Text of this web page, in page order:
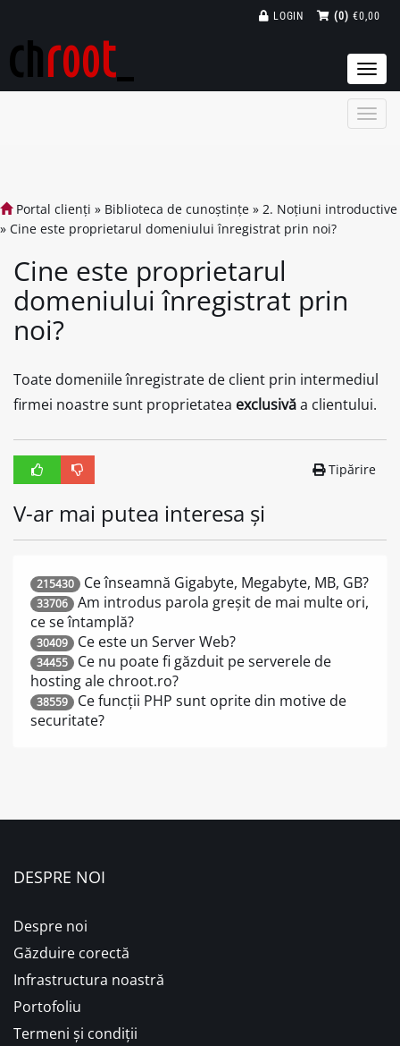
(0) €0,00
LOGIN
Portal clienți » Biblioteca de cunoștințe » 2. Noțiuni introductive
» Cine este proprietarul domeniului înregistrat prin noi?
Cine este proprietarul
domeniului înregistrat prin
noi?
Toate domeniile înregistrate de client prin intermediul
firmei noastre sunt proprietatea exclusivăa clientului.
Tipărire
V-ar mai putea interesa și
215430 Ce înseamnă Gigabyte, Megabyte, MB, GB?
33706
Am introdus parola greșit de mai multe ori,
ce se întamplă?
30409 Ce este un Server Web?
34455
Ce nu poate fi găzduit pe serverele de
hosting ale chroot.ro?
38559
Ce funcții PHP sunt oprite din motive de
securitate?
DESPRE NOI
Despre noi
Găzduire corectă
Infrastructura noastră
Portofoliu
Termeni și condiții